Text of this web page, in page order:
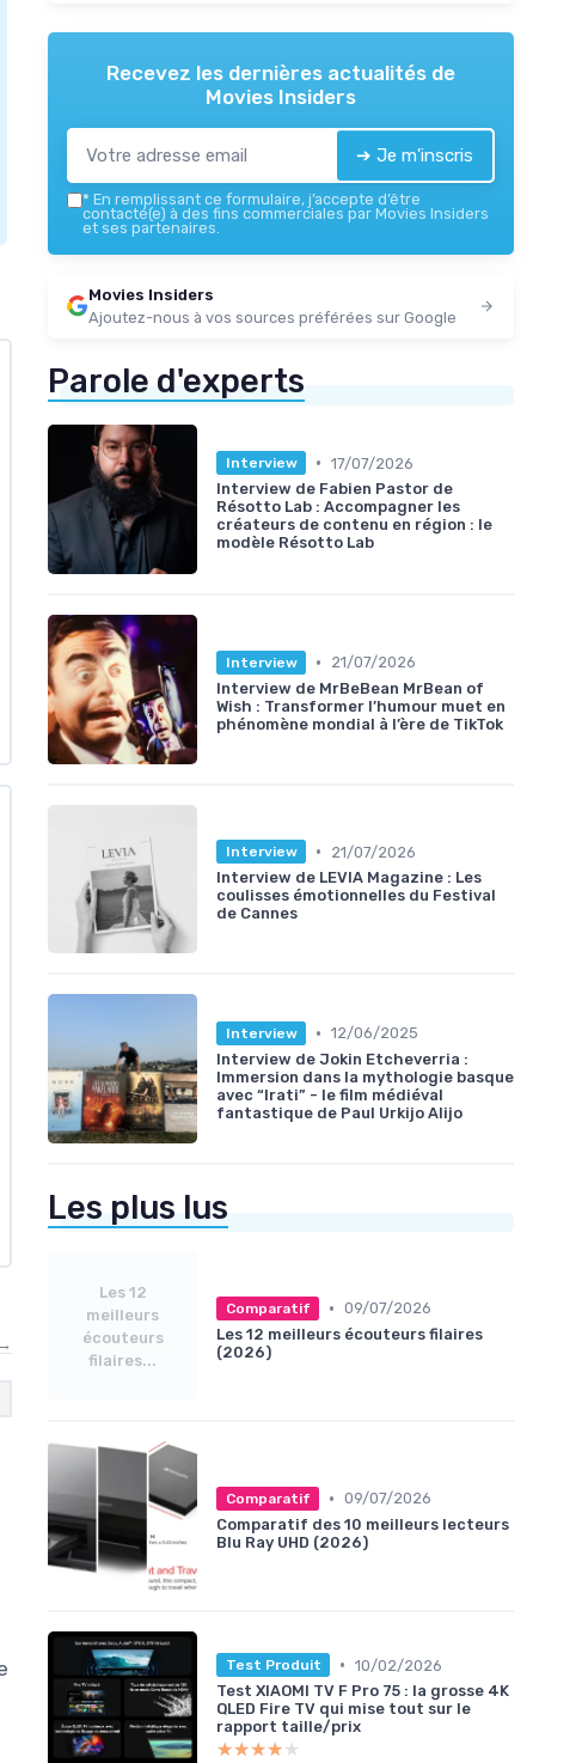
Recevez les dernières actualités de
Movies Insiders
➔ Je m'inscris
* En remplissant ce formulaire, j’accepte d’être
contacté(e) à des fins commerciales par Movies Insiders
et ses partenaires.
Movies Insiders
Ajoutez-nous à vos sources préférées sur Google
Parole d'experts
Interview • 17/07/2026
Interview de Fabien Pastor de
Résotto Lab : Accompagner les
créateurs de contenu en région : le
modèle Résotto Lab
Interview •
21/07/2026
Interview de MrBeBean MrBean of
Wish : Transformer l’humour muet en
phénomène mondial à l’ère de TikTok
Interview •
21/07/2026
Interview de LEVIA Magazine : Les
coulisses émotionnelles du Festival
de Cannes
Interview • 12/06/2025
Interview de Jokin Etcheverria :
Immersion dans la mythologie basque
avec “Irati” - le film médiéval
fantastique de Paul Urkijo Alijo
Les plus lus
Les 12
meilleurs
écouteurs
filaires...
Comparatif • 09/07/2026
Les 12 meilleurs écouteurs filaires
(2026)
Comparatif • 09/07/2026
Comparatif des 10 meilleurs lecteurs
Blu Ray UHD (2026)
Test Produit • 10/02/2026
Test XIAOMI TV F Pro 75 : la grosse 4K
QLED Fire TV qui mise tout sur le
rapport taille/prix
★★★★★
★★★★★